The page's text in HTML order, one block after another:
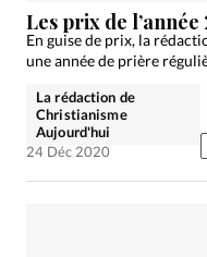
Les prix de l’année
En guise de prix, la
une année de prière
La rédaction de
Christianisme
Aujourd'hui
24 Déc 2020